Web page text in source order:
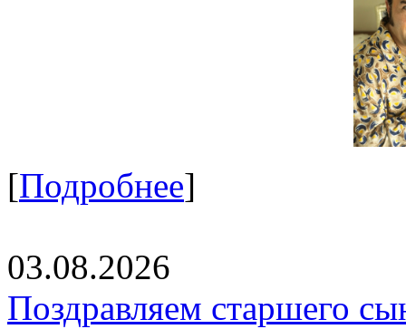
[Подробнее]
03.08.2026
Поздравляем старшего